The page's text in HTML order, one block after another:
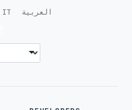
IT العربية